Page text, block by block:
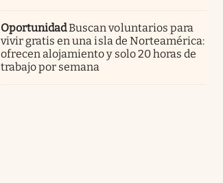
OportunidadBuscan voluntarios para
vivir gratis en una isla de Norteamérica:
ofrecen alojamiento y solo 20 horas de
trabajo por semana